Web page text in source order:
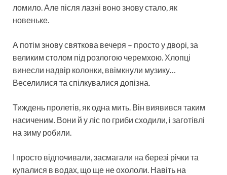
ломило. Але після лазні воно знову стало, як
новеньке.
А потім знову святкова вечеря – просто у дворі, за
великим столом під розлогою черемхою. Хлопці
винесли надвір колонки, ввімкнули музику…
Веселилися та спілкувалися допізна.
Тиждень пролетів, як одна мить. Він виявився таким
насиченим. Вони й у ліс по гриби сходили, і заготівлі
на зиму робили.
І просто відпочивали, засмагали на березі річки та
купалися в водах, що ще не охололи. Навіть на